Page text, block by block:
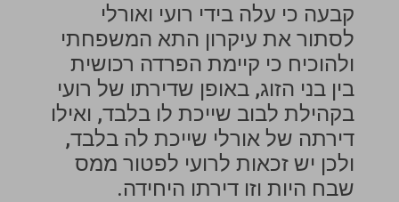
קבעה כי עלה בידי רועי ואורלי
לסתור את עיקרון התא המשפחתי
ולהוכיח כי קיימת הפרדה רכושית
בין בני הזוג, באופן שדירתו של רועי
בקהילת לבוב שייכת לו בלבד, ואילו
דירתה של אורלי שייכת לה בלבד,
ולכן יש זכאות לרועי לפטור ממס
שבח היות וזו דירתו היחידה.